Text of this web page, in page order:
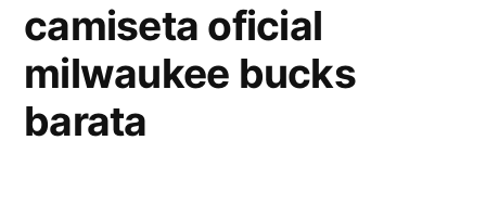
camiseta oficial
milwaukee bucks
barata